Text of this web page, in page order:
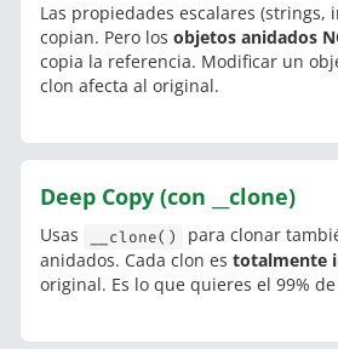
Las propiedades escalares (strings,
copian. Pero los objetos anidados
copia la referencia. Modificar un
clon afecta al original.
Deep Copy (con __clone)
Usas __clone()
para clonar
anidados. Cada clon es totalmente
original. Es lo que quieres el 99% de